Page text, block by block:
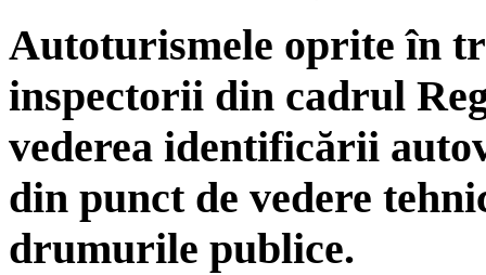
Autoturismele oprite în
inspectorii din cadrul
vederea identificării
din punct de vedere
drumurile publice.